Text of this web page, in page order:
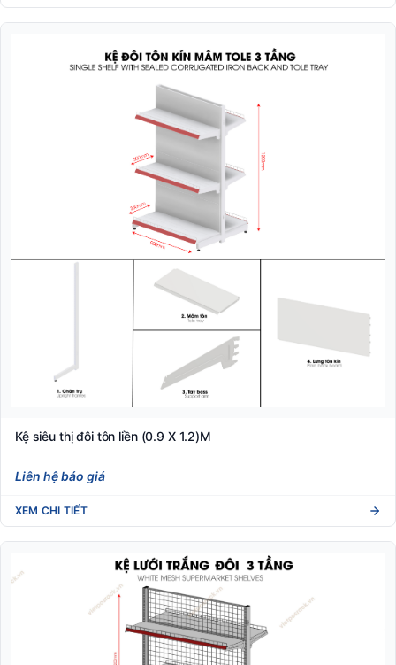
Kệ siêu thị đôi tôn liền (0.9 X 1.2)M
Liên hệ báo giá
XEM CHI TIẾT